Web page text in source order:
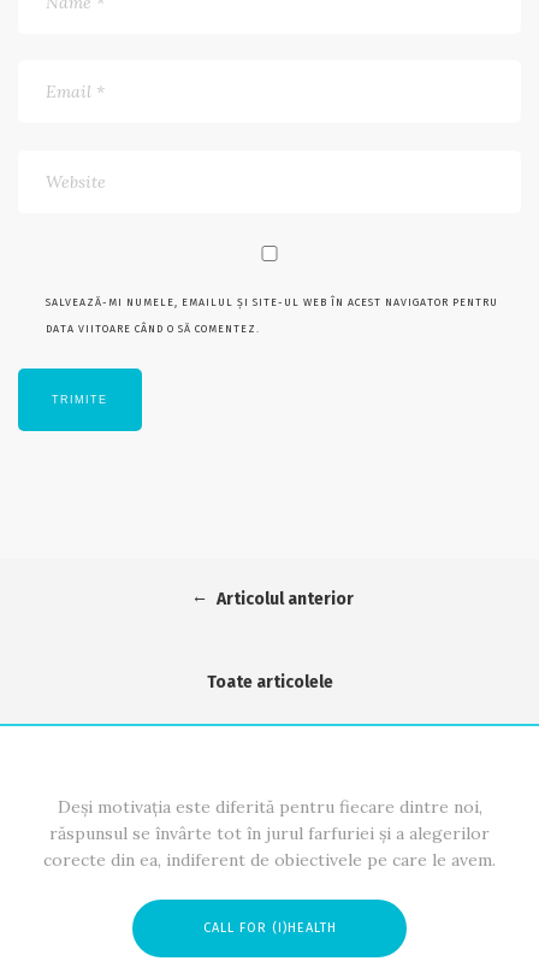
SALVEAZĂ-MI NUMELE, EMAILUL ȘI SITE-UL WEB ÎN ACEST NAVIGATOR PENTRU
DATA VIITOARE CÂND O SĂ COMENTEZ.
← Articolul anterior
Toate articolele
Deși motivația este diferită pentru fiecare dintre noi,
răspunsul se învârte tot în jurul farfuriei și a alegerilor
corecte din ea, indiferent de obiectivele pe care le avem.
CALL FOR (I)HEALTH